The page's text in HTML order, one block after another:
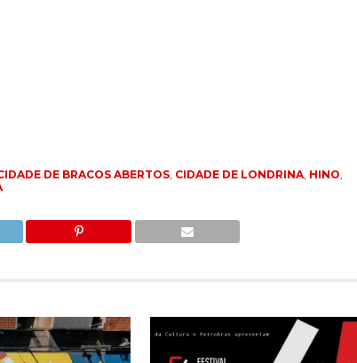
DE BRACOS ABERTOS, CIDADE DE LONDRINA, HINO,